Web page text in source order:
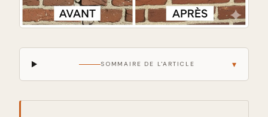
SOMMAIRE DE L'ARTICLE ▾